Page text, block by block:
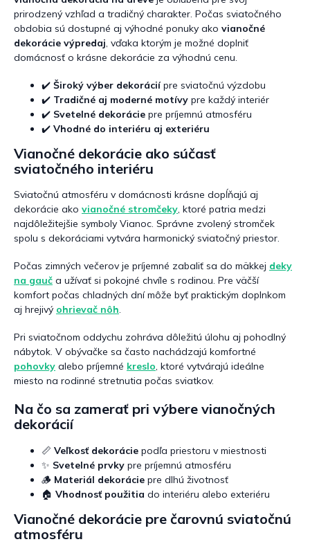
prirodzený vzhľad a tradičný charakter. Počas sviatočného
obdobia sú dostupné aj výhodné ponuky ako vianočné
dekorácie výpredaj , vďaka ktorým je možné doplniť
domácnosť o krásne dekorácie za výhodnú cenu.
✔️ Široký výber dekoráciípre sviatočnú výzdobu
✔️ Tradičné aj moderné motívy pre každý interiér
✔️ Svetelné dekorácie pre príjemnú atmosféru
✔️ Vhodné do interiéru aj exteriéru
Vianočné dekorácie ako súčasť
sviatočného interiéru
Sviatočnú atmosféru v domácnosti krásne dopĺňajú aj
dekorácie ako vianočné stromčeky, ktoré patria medzi
najdôležitejšie symboly Vianoc. Správne zvolený stromček
spolu s dekoráciami vytvára harmonický sviatočný priestor.
Počas zimných večerov je príjemné zabaliť sa do mäkkej deky
na gauč a užívať si pokojné chvíle s rodinou. Pre väčší
komfort počas chladných dní môže byť praktickým doplnkom
aj hrejivý ohrievač nôh.
Pri sviatočnom oddychu zohráva dôležitú úlohu aj pohodlný
nábytok. V obývačke sa často nachádzajú komfortné
pohovky alebo príjemné kreslo, ktoré vytvárajú ideálne
miesto na rodinné stretnutia počas sviatkov.
Na čo sa zamerať pri výbere vianočných
dekorácií
📏 Veľkosť dekorácie podľa priestoru v miestnosti
✨ Svetelné prvky pre príjemnú atmosféru
🪵 Materiál dekorácie pre dlhú životnosť
🏠 Vhodnosť použitia do interiéru alebo exteriéru
Vianočné dekorácie pre čarovnú sviatočnú
atmosféru